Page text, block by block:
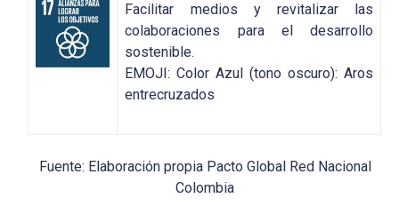
Facilitar medios y revitalizar las
colaboraciones para el desarrollo
sostenible.
EMOJI: Color Azul (tono oscuro): Aros
entrecruzados
Fuente: Elaboración propia Pacto Global Red Nacional
Colombia